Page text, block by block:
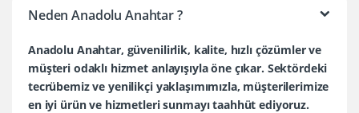
Neden Anadolu Anahtar ?
Anadolu Anahtar, güvenilirlik, kalite, hızlı çözümler ve
müşteri odaklı hizmet anlayışıyla öne çıkar. Sektördeki
tecrübemiz ve yenilikçi yaklaşımımızla, müşterilerimize
en iyi ürün ve hizmetleri sunmayı taahhüt ediyoruz.